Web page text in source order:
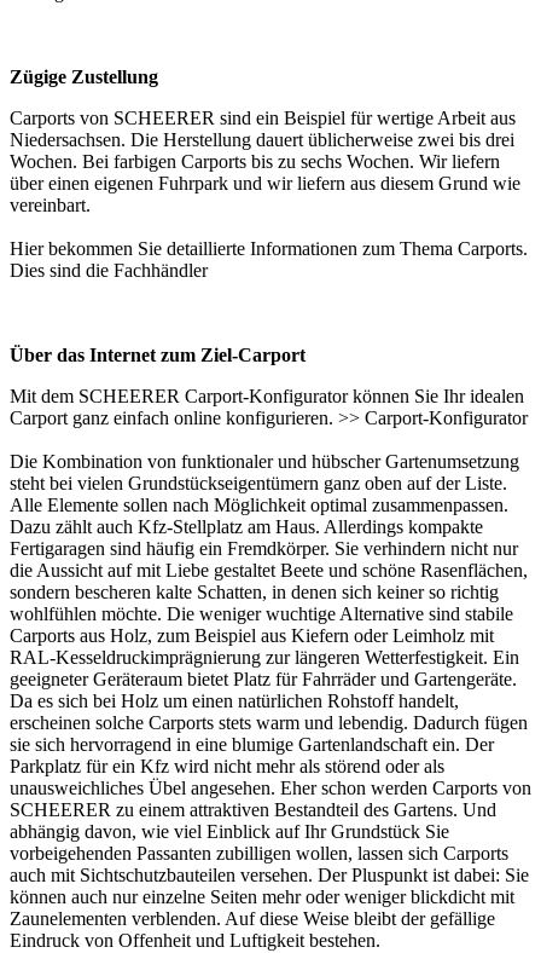
Zügige Zustellung
Carports von SCHEERER sind ein Beispiel für wertige Arbeit aus
Niedersachsen. Die Herstellung dauert üblicherweise zwei bis drei
Wochen. Bei farbigen Carports bis zu sechs Wochen. Wir liefern
über einen eigenen Fuhrpark und wir liefern aus diesem Grund wie
vereinbart.
Hier bekommen Sie detaillierte Informationen zum Thema Carports.
Dies sind die Fachhändler
Über das Internet zum Ziel-Carport
Mit dem SCHEERER Carport-Konfigurator können Sie Ihr idealen
Carport ganz einfach online konfigurieren. >> Carport-Konfigurator
Die Kombination von funktionaler und hübscher Gartenumsetzung
steht bei vielen Grundstückseigentümern ganz oben auf der Liste.
Alle Elemente sollen nach Möglichkeit optimal zusammenpassen.
Dazu zählt auch Kfz-Stellplatz am Haus. Allerdings kompakte
Fertigaragen sind häufig ein Fremdkörper. Sie verhindern nicht nur
die Aussicht auf mit Liebe gestaltet Beete und schöne Rasenflächen,
sondern bescheren kalte Schatten, in denen sich keiner so richtig
wohlfühlen möchte. Die weniger wuchtige Alternative sind stabile
Carports aus Holz, zum Beispiel aus Kiefern oder Leimholz mit
RAL-Kesseldruckimprägnierung zur längeren Wetterfestigkeit. Ein
geeigneter Geräteraum bietet Platz für Fahrräder und Gartengeräte.
Da es sich bei Holz um einen natürlichen Rohstoff handelt,
erscheinen solche Carports stets warm und lebendig. Dadurch fügen
sie sich hervorragend in eine blumige Gartenlandschaft ein. Der
Parkplatz für ein Kfz wird nicht mehr als störend oder als
unausweichliches Übel angesehen. Eher schon werden Carports von
SCHEERER zu einem attraktiven Bestandteil des Gartens. Und
abhängig davon, wie viel Einblick auf Ihr Grundstück Sie
vorbeigehenden Passanten zubilligen wollen, lassen sich Carports
auch mit Sichtschutzbauteilen versehen. Der Pluspunkt ist dabei: Sie
können auch nur einzelne Seiten mehr oder weniger blickdicht mit
Zaunelementen verblenden. Auf diese Weise bleibt der gefällige
Eindruck von Offenheit und Luftigkeit bestehen.